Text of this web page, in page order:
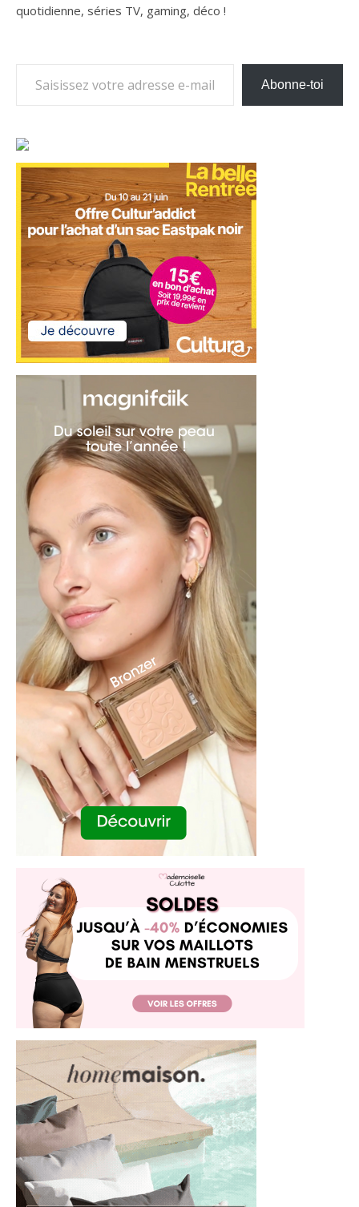
quotidienne, séries TV, gaming, déco !
Abonne-toi